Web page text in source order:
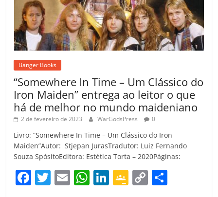
Banger Books
“Somewhere In Time – Um Clássico do
Iron Maiden” entrega ao leitor o que
há de melhor no mundo maideniano
2 de fevereiro de 2023 WarGodsPress 0
Livro: “Somewhere In Time – Um Clássico do Iron
Maiden”Autor: Stjepan JurasTradutor: Luiz Fernando
Souza SpósitoEditora: Estética Torta – 2020Páginas:
F T E W Li G C